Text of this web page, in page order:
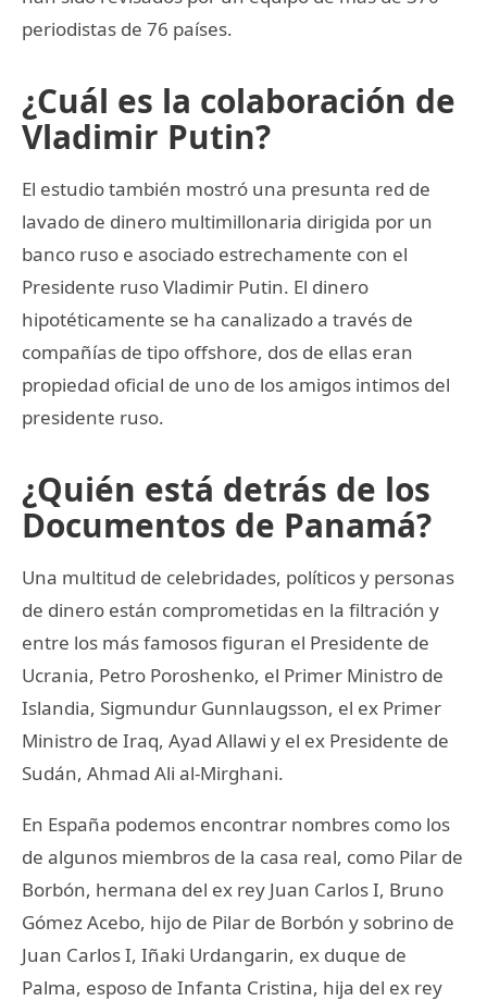
periodistas de 76 países.
¿Cuál es la colaboración de
Vladimir Putin?
El estudio también mostró una presunta red de
lavado de dinero multimillonaria dirigida por un
banco ruso e asociado estrechamente con el
Presidente ruso Vladimir Putin. El dinero
hipotéticamente se ha canalizado a través de
compañías de tipo offshore, dos de ellas eran
propiedad oficial de uno de los amigos intimos del
presidente ruso.
¿Quién está detrás de los
Documentos de Panamá?
Una multitud de celebridades, políticos y personas
de dinero están comprometidas en la filtración y
entre los más famosos figuran el Presidente de
Ucrania, Petro Poroshenko, el Primer Ministro de
Islandia, Sigmundur Gunnlaugsson, el ex Primer
Ministro de Iraq, Ayad Allawi y el ex Presidente de
Sudán, Ahmad Ali al-Mirghani.
En España podemos encontrar nombres como los
de algunos miembros de la casa real, como Pilar de
Borbón, hermana del ex rey Juan Carlos I, Bruno
Gómez Acebo, hijo de Pilar de Borbón y sobrino de
Juan Carlos I, Iñaki Urdangarin, ex duque de
Palma, esposo de Infanta Cristina, hija del ex rey